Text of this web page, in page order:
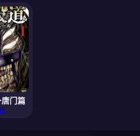
唐门篇